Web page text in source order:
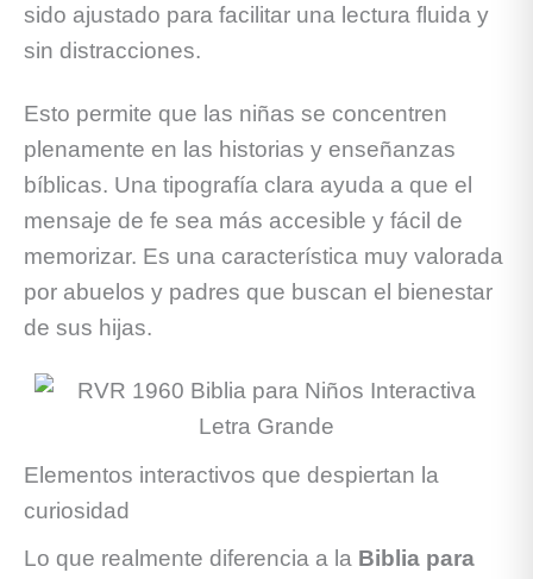
sido ajustado para facilitar una lectura fluida y
sin distracciones.
Esto permite que las niñas se concentren
plenamente en las historias y enseñanzas
bíblicas. Una tipografía clara ayuda a que el
mensaje de fe sea más accesible y fácil de
memorizar. Es una característica muy valorada
por abuelos y padres que buscan el bienestar
de sus hijas.
Elementos interactivos que despiertan la
curiosidad
Lo que realmente diferencia a la Biblia para